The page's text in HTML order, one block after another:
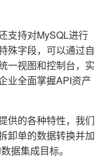
支持对MySQL进行
殊字段，可以通过自
一视图和控制台，实
业全面掌握API资产
供的各种特性，我们
卸单的数据转换并加
据集成目标。